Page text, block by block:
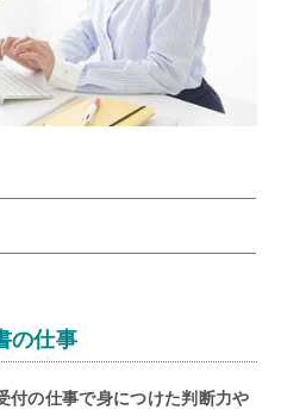
の仕事
付の仕事で身につけた判断力や